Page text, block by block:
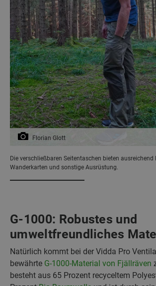
Florian Glott
Die verschließbaren Seitentaschen bieten ausreichend
Wanderkarten und sonstige Ausrüstung.
G-1000: Robustes und
umweltfreundliches
Natürlich kommt bei der Vidda Pro
bewährte G-1000-Material von Fjällräven
besteht aus 65 Prozent recyceltem